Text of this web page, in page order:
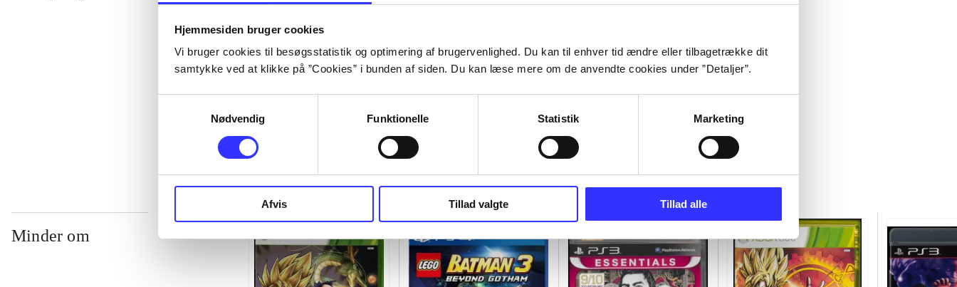
Hjemmesiden bruger cookies
Vi bruger cookies til besøgsstatistik og optimering af brugervenlighed. Du kan til enhver tid ændre eller tilbagetrække dit
samtykke ved at klikke på ”Cookies” i bunden af siden. Du kan læse mere om de anvendte cookies under ”Detaljer”.
Nødvendig
Funktionelle Statistik Marketing
Afvis Tillad valgte Tillad alle
...
...
Minder om